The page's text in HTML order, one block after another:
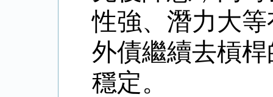
性強、潛力大
外債繼續去槓
穩定。